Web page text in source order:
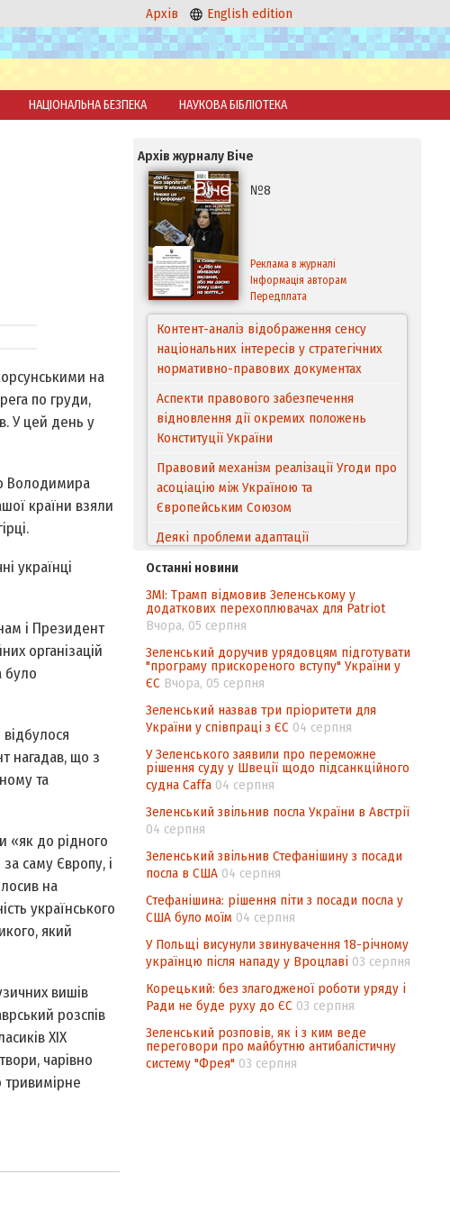
Архів English edition
НАЦІОНАЛЬНА БЕЗПЕКА НАУКОВА БІБЛІОТЕКА
на
по груди,
У цей день у
Володимира
країни взяли
українці
і Президент
організацій
було
нагадав, що з
та
«як до рідного
саму Європу, і
на
українського
який
вишів
розспів
XIX
чарівно
Архів журналу Віче
№8
Реклама в журналі
Інформація авторам
Передплата
Контент-аналіз відображення сенсу
національних інтересів у стратегічних
нормативно-правових документах
Аспекти правового забезпечення
відновлення дії окремих положень
Конституції України
Правовий механізм реалізації Угоди про
асоціацію між Україною та
Європейським Cоюзом
Деякі проблеми адаптації
походження товарів відповідно до
Угоди про торговельні аспекти прав
інтелектуальної власності (TRIPS) у
контексті євроінтеграції
Аналіз виборчого законодавства щодо
невизначеності механізму повторного
підрахунку голосів виборців
Інформаційна безпека суспільства
Останні новини
ЗМІ: Трамп відмовив Зеленському у
додаткових перехоплювачах для Patriot
Вчора, 05 серпня
Зеленський доручив урядовцям підготувати
"програму прискореного вступу" України у
ЄС Вчора, 05 серпня
Зеленський назвав три пріоритети для
України у співпраці з ЄС 04 серпня
У Зеленського заявили про переможне
рішення суду у Швеції щодо підсанкційного
судна Caffa 04 серпня
Зеленський звільнив посла України в Австрії
04 серпня
Зеленський звільнив Стефанішину з посади
посла в США 04 серпня
Стефанішина: рішення піти з посади посла у
США було моїм 04 серпня
У Польщі висунули звинувачення 18-річному
українцю після нападу у Вроцлаві 03 серпня
Корецький: без злагодженої роботи уряду і
Ради не буде руху до ЄС 03 серпня
Зеленський розповів, як і з ким веде
переговори про майбутню антибалістичну
систему "Фрея" 03 серпня